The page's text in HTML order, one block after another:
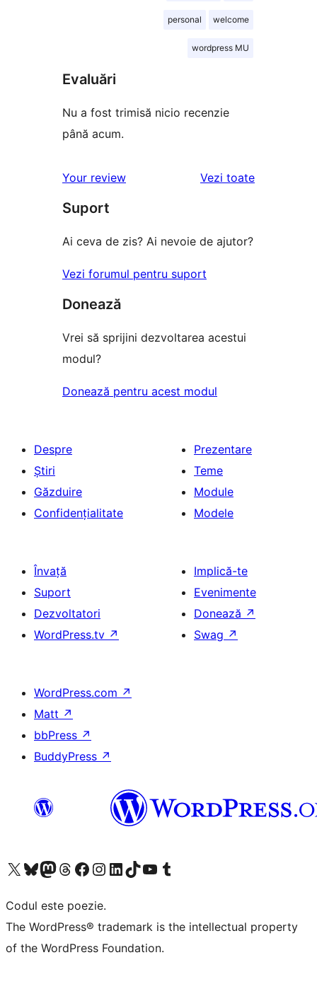
personal welcome
wordpress MU
Evaluări
Nu a fost trimisă nicio recenzie
până acum.
Your review Vezi toaterecenziile
Suport
Ai ceva de zis? Ai nevoie de ajutor?
Vezi forumul pentru suport
Donează
Vrei să sprijini dezvoltarea acestui
modul?
Donează pentru acest modul
Despre
Știri
Găzduire
Confidențialitate
Prezentare
Teme
Module
Modele
Învață
Suport
Dezvoltatori
WordPress.tv ↗
Implică-te
Evenimente
Donează ↗
Swag ↗
WordPress.com ↗
Matt ↗
bbPress ↗
BuddyPress ↗
Mergi la contul nostru X (fost Twitter)
Vizitează contul nostru Bluesky
Vizitează contul nostru Mastodon
Vizitează contul nostru Threads
Vizitează pagina noastră Facebook
Vizitează-ne pe Instagram
Vizitează-ne pe LinkedIn
Vizitează contul nostru TikTok
Vizitează canalul nostru YouTube
Vizitează contul nostru Tumblr
Codul este poezie.
The WordPress® trademark is the intellectual property
of the WordPress Foundation.